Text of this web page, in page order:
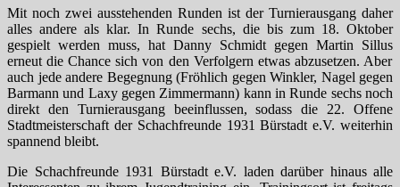
Mit noch zwei ausstehenden Runden ist der Turnierausgang daher
alles andere als klar. In Runde sechs, die bis zum 18. Oktober
gespielt werden muss, hat Danny Schmidt gegen Martin Sillus
erneut die Chance sich von den Verfolgern etwas abzusetzen. Aber
auch jede andere Begegnung (Fröhlich gegen Winkler, Nagel gegen
Barmann und Laxygegen Zimmermann) kann in Runde sechs noch
direkt den Turnierausgang beeinflussen, sodass die 22. Offene
Stadtmeisterschaft der Schachfreunde 1931 Bürstadt e.V. weiterhin
spannend bleibt.
Die Schachfreunde 1931 Bürstadt e.V. laden darüber hinaus alle